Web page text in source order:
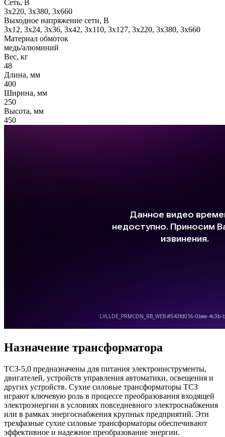
Сеть, В
3x220, 3х380, 3x660
Выходное напряжение сети, В
3x12, 3x24, 3x36, 3x42, 3x110, 3x127, 3x220, 3x380, 3x660
Материал обмоток
медь/алюминий
Вес, кг
48
Длина, мм
400
Ширина, мм
250
Высота, мм
450
Назначение трансформатора
ТСЗ-5,0 предназначены для питания электроинструменты,
двигателей, устройств управления автоматики, освещения и
других устройств. Сухие силовые трансформаторы ТСЗ
играют ключевую роль в процессе преобразования входящей
электроэнергии в условиях повседневного электроснабжения
или в рамках энергоснабжения крупных предприятий. Эти
трехфазные сухие силовые трансформаторы обеспечивают
эффективное и надежное преобразование энергии.